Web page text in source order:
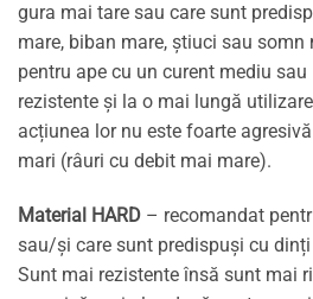
gura mai tare sau care sunt
mare, biban mare, știuci sau
pentru ape cu un curent mediu
rezistente și la o mai lungă
acțiunea lor nu este foarte
mari (râuri cu debit mai mare).
Material HARD – recomandat
sau/și care sunt predispuși cu
Sunt mai rezistente însă sunt mai